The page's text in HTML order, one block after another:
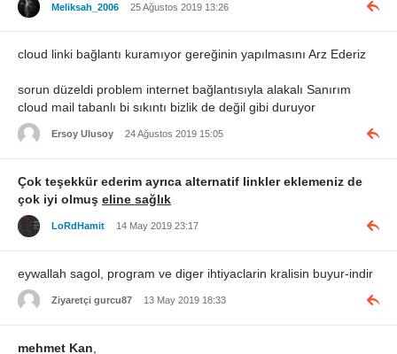
Meliksah_2006 25 Ağustos 2019 13:26
cloud linki bağlantı kuramıyor gereğinin yapılmasını Arz Ederiz
sorun düzeldi problem internet bağlantısıyla alakalı Sanırım
cloud mail tabanlı bi sıkıntı bizlik de değil gibi duruyor
Ersoy Ulusoy 24 Ağustos 2019 15:05
Çok teşekkür ederim ayrıca alternatif linkler eklemeniz de
çok iyi olmuş eline sağlık
LoRdHamit 14 May 2019 23:17
eywallah sagol, program ve diger ihtiyaclarin kralisin buyur-indir
Ziyaretçi gurcu87 13 May 2019 18:33
mehmet Kan